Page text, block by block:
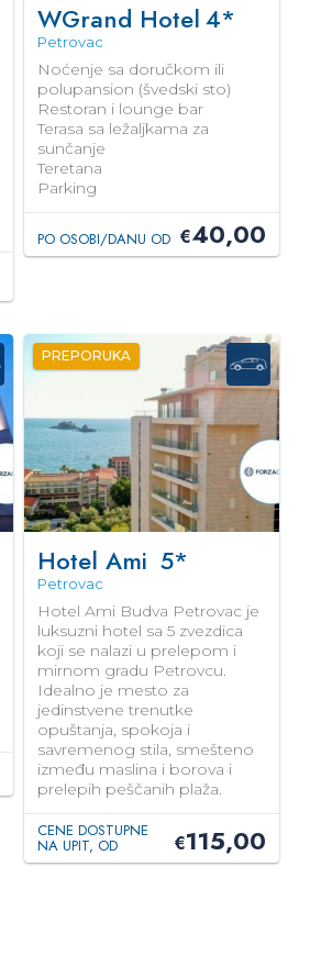
WGrand Hotel4*
Petrovac
Noćenje sa doručkom ili
polupansion (švedski sto)
Restoran i lounge bar
Terasa sa ležaljkama za
sunčanje
Teretana
Parking
PO OSOBI/DANU OD €40,00
PREPORUKA
Hotel Ami 5*
Petrovac
Hotel Ami Budva Petrovac je
luksuzni hotel sa 5 zvezdica
koji se nalazi u prelepom i
mirnom gradu Petrovcu.
Idealno je mesto za
jedinstvene trenutke
opuštanja, spokoja i
savremenog stila, smešteno
između maslina i borova i
prelepih peščanih plaža.
CENE DOSTUPNE
NA UPIT, OD €115,00